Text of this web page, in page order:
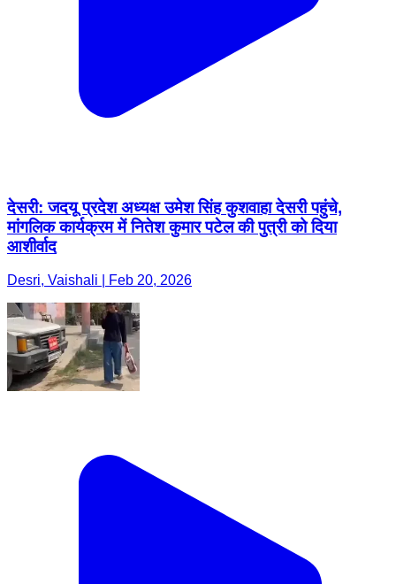
देसरी: जदयू प्रदेश अध्यक्ष उमेश सिंह कुशवाहा देसरी पहुंचे,
मांगलिक कार्यक्रम में नितेश कुमार पटेल की पुत्री को दिया
आशीर्वाद
Desri, Vaishali | Feb 20, 2026